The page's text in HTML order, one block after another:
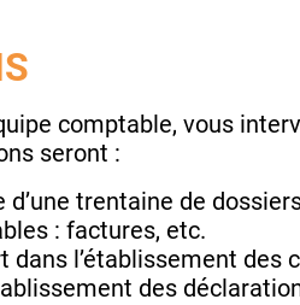
comptable, vous
seront :
d’une trentaine de
: factures, etc.
dans l’établissement des
des